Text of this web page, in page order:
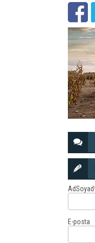
AdSoyad
E-posta